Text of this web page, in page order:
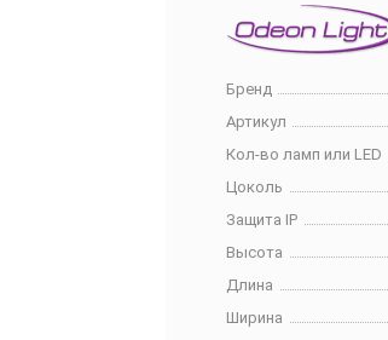
Бренд
Артикул
Кол-во ламп или LED
Цоколь
Защита IP
Высота
Длина
Ширина